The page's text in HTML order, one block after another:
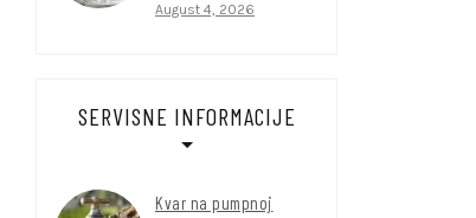
August 4, 2026
SERVISNE INFORMACIJE
Kvar na pumpnoj